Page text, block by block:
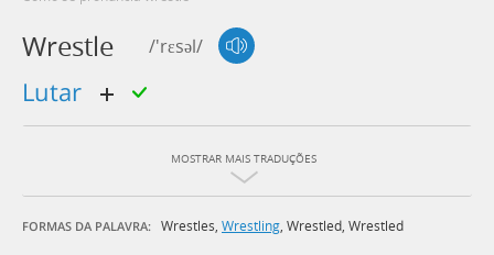
Wrestle /'rɛsəl/
lutar
MOSTRAR MAIS TRADUÇÕES
FORMAS DA PALAVRA: Wrestles, Wrestling, Wrestled, Wrestled